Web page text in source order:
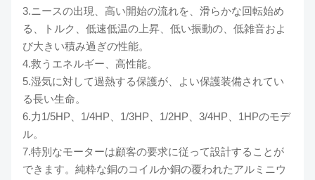
3.ニースの出現、高い開始の流れを、滑らかな回転始め
る、トルク、低速低温の上昇、低い振動の、低雑音およ
び大きい積み過ぎの性能。
4.救うエネルギー、高性能。
5.湿気に対して過熱する保護が、よい保護装備されてい
る長い生命。
6.力1/5HP、1/4HP、1/3HP、1/2HP、3/4HP、1HPのモデ
ル。
7.特別なモーターは顧客の要求に従って設計することが
できます。純粋な銅のコイルか銅の覆われたアルミニウ